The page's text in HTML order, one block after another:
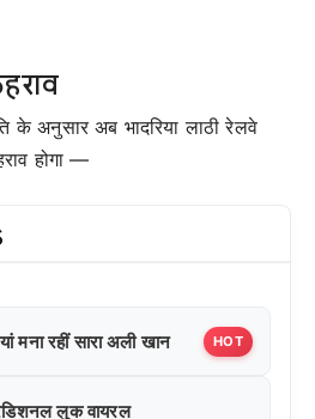
के अनुसार अब भादरिया लाठी रेलवे
होगा —
मना रहीं सारा अली खान HOT
लुक वायरल